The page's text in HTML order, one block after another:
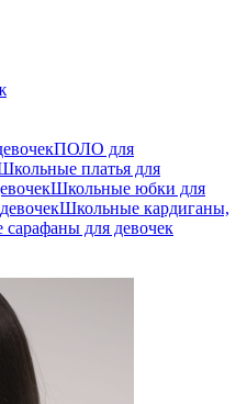
ПОЛО для
платья для
Школьные юбки для
Школьные кардиганы,
для девочек